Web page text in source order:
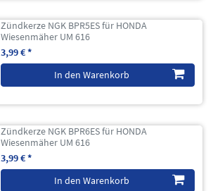
Zündkerze NGK BPR5ES für HONDA
Wiesenmäher UM 616
3,99 € *
In den Warenkorb
Zündkerze NGK BPR6ES für HONDA
Wiesenmäher UM 616
3,99 € *
In den Warenkorb